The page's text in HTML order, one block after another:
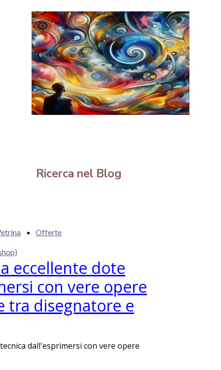
Ricerca nel Blog
Offerte
eccellente dote
con vere opere
tra disegnatore e
dall'esprimersi con vere opere